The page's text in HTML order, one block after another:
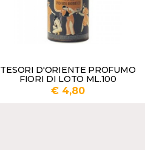
TESORI D'ORIENTE PROFUMO
FIORI DI LOTO ML.100
€ 4,80